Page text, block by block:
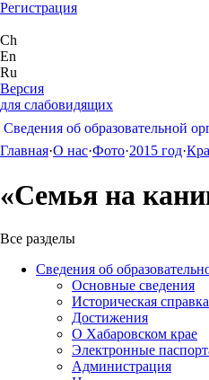
Регистрация
Ch
En
Ru
Версия
для слабовидящих
Сведения об образовательной
Главная·О нас·Фото·2015 год·
«Семья на
Все разделы
Сведения об
Основные сведения
Историческая справка
Достижения
О Хабаровском крае
Электронные
Администрация